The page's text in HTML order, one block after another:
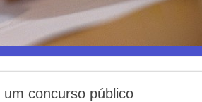
concurso público